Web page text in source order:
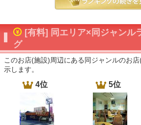
[有料] 同エリア×同ジャンル
グ
このお店(施設)周辺にある同ジャンルのお
示します。
4位 5位